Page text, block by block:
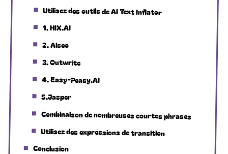
Utilisez des outils de AI Text Inflator
1. HIX.AI
2. Aiseo
3. Outwrite
4. Easy-Peasy.AI
5.Jasper
Combinaison de nombreuses courtes phrases
Utilisez des expressions de transition
Conclusion